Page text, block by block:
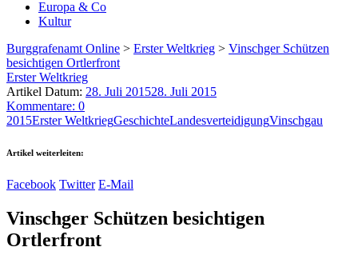
Europa & Co
Kultur
Burggrafenamt Online > Erster Weltkrieg > Vinschger Schützen
besichtigen Ortlerfront
Erster Weltkrieg
Artikel Datum: 28. Juli 201528. Juli 2015
Kommentare: 0
2015Erster WeltkriegGeschichteLandesverteidigungVinschgau
Artikel weiterleiten:
Facebook Twitter E-Mail
Vinschger Schützen besichtigen
Ortlerfront